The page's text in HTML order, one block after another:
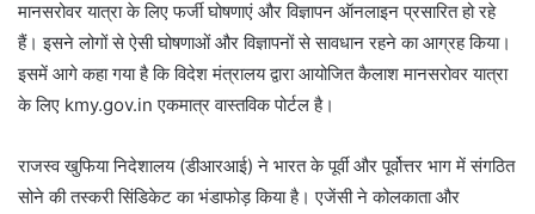
मानसरोवर यात्रा के लिए फर्जी घोषणाएं और विज्ञापन ऑनलाइन प्रसारित हो रहे
हैं। इसने लोगों से ऐसी घोषणाओं और विज्ञापनों से सावधान रहने का आग्रह किया।
इसमें आगे कहा गया है कि विदेश मंत्रालय द्वारा आयोजित कैलाश मानसरोवर यात्रा
के लिए kmy.gov.in एकमात्र वास्तविक पोर्टल है।
राजस्व खुफिया निदेशालय (डीआरआई) ने भारत के पूर्वी और पूर्वोत्तर भाग में संगठित
सोने की तस्करी सिंडिकेट का भंडाफोड़ किया है। एजेंसी ने कोलकाता और